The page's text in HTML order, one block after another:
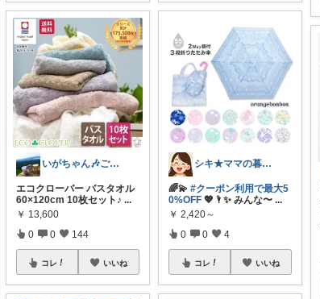
いがちゃん🎶ご購入感謝です🎶
エコクローバー バスタオル
60×120cm 10枚セット♪...
￥ 13,600
0 0 144
コレ いいね
シキ★ママの暮らし、キッズ
🌈💫#クーポン利用で最大5
0%OFF 💖🌂✨ みんな〜 ...
￥ 2,420～
0 0 4
コレ いいね